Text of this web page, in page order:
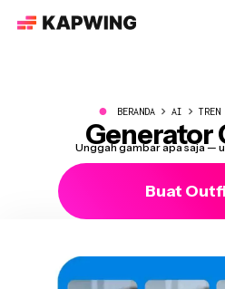
● BERANDA AI TREN
Generator
Unggah gambar apa saja —
Buat